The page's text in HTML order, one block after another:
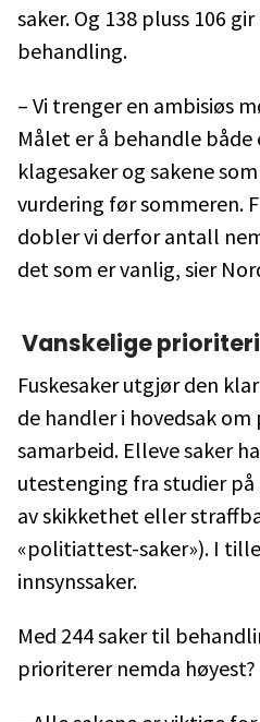
saker. Og 138 pluss 106
behandling.
– Vi trenger en ambisiøs
Målet er å behandle
klagesaker og sakene
vurdering før sommeren.
dobler vi derfor antall
det som er vanlig, sier
Vanskelige
Fuskesaker utgjør den
de handler i hovedsak
samarbeid. Elleve saker
utestenging fra studier
av skikkethet eller
«politiattest-saker»). I
innsynssaker.
Med 244 saker til
prioriterer nemda høyest?